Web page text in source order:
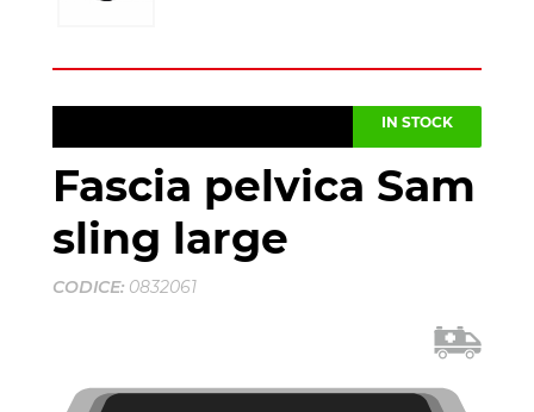
IN STOCK
Fascia pelvica Sam
sling large
CODICE: 0832061